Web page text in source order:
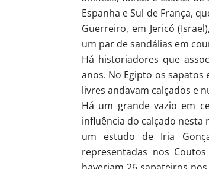
Espanha e Sul de França,
Guerreiro, em Jericó
um par de sandálias em
Há historiadores que
anos. No Egipto os
livres andavam calçados e
Há um grande vazio em
influência do calçado nesta
um estudo de Iria
representadas nos